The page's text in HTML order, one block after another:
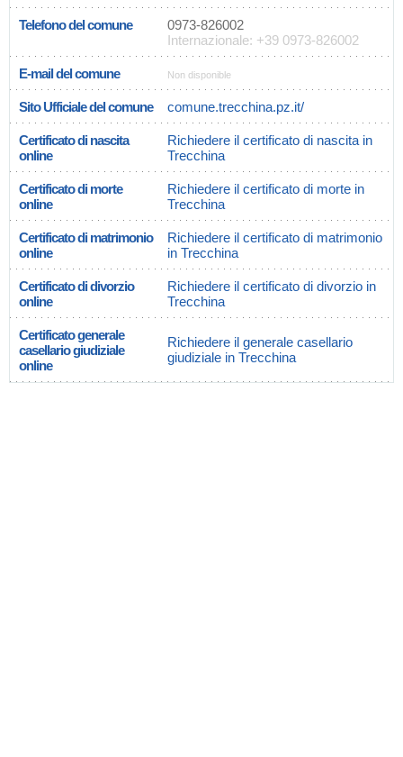
Telefono del comune
0973-826002
Internazionale: +39 0973-826002
E-mail del comune Non disponible
Sito Ufficiale del comune comune.trecchina.pz.it/
Certificato di nascita
online
Richiedere il certificato di nascita in
Trecchina
Certificato di morte
online
Richiedere il certificato di morte in
Trecchina
Certificato di matrimonio
online
Richiedere il certificato di matrimonio
in Trecchina
Certificato di divorzio
online
Richiedere il certificato di divorzio in
Trecchina
Certificato generale
casellario giudiziale
online
Richiedere il generale casellario
giudiziale in Trecchina